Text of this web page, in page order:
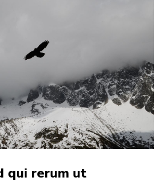
qui rerum ut